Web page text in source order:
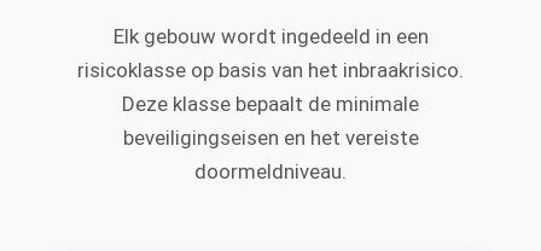
Elk gebouw wordt ingedeeld in een
risicoklasse op basis van het inbraakrisico.
Deze klasse bepaalt de minimale
beveiligingseisen en het vereiste
doormeldniveau.